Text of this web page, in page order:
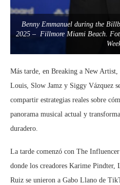
Benny Emmanuel during the
2025 – Fillmore Miami Beach.
Más tarde, en Breaking a New
Louis, Slow Jamz y Siggy Vázquez
compartir estrategias reales sobre
panorama musical actual y
duradero.
La tarde comenzó con The
donde los creadores Karime Pindter,
Ruiz se unieron a Gabo Llano de